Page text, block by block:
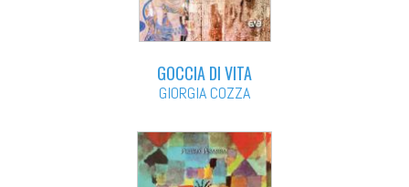
GOCCIA DI VITA
GIORGIA COZZA